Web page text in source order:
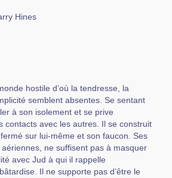
Hines
hostile d’où la tendresse, la
semblent absentes. Se sentant
à son isolement et se prive
contacts avec les autres. Il se construit
sur lui-même et son faucon. Ses
ne suffisent pas à masquer
avec Jud à qui il rappelle
Il ne supporte pas d’être le